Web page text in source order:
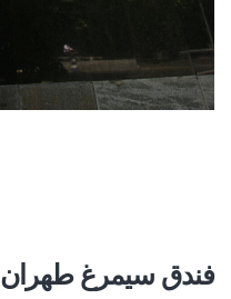
فندق سيمرغ طهران